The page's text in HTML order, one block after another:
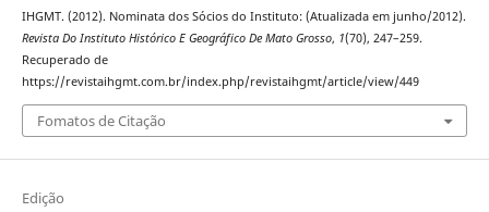
IHGMT. (2012). Nominata dos Sócios do Instituto: (Atualizada em junho/2012).
Revista Do Instituto Histórico E Geográfico De Mato Grosso, 1(70), 247–259.
Recuperado de
https://revistaihgmt.com.br/index.php/revistaihgmt/article/view/449
Fomatos de Citação
Edição